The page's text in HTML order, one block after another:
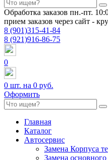
Обработка заказов пн.-пт.
прием заказов через сайт -
8 (901)315-41-84
8 (921)916-86-75
0
0 шт. на 0 руб.
Оформить
Главная
Каталог
Автосервис
Замена Корпуса
Замена